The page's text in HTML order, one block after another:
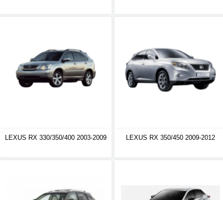
LEXUS RX 330/350/400 2003-2009 LEXUS RX 350/450 2009-2012